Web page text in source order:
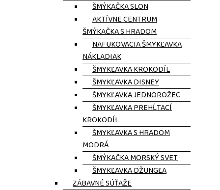
ŠMÝKAČKA SLON
AKTÍVNE CENTRUM
ŠMÝKAČKA S HRADOM
NAFUKOVACIA ŠMYKĽAVKA
NÁKLADIAK
ŠMYKĽAVKA KROKODÍL
ŠMYKĽAVKA DISNEY
ŠMYKĽAVKA JEDNOROŽEC
ŠMYKĽAVKA PREHĹTACÍ
KROKODÍL
ŠMYKĽAVKA S HRADOM
MODRÁ
ŠMÝKAČKA MORSKÝ SVET
ŠMYKĽAVKA DŽUNGĽA
ZÁBAVNÉ SÚŤAŽE